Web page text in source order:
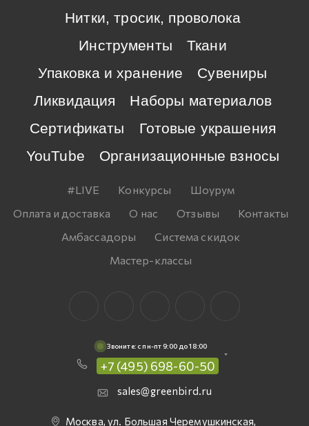
Нитки, тросик, проволока
Инструменты
Ткани
Упаковка и хранение
Сувениры
Ликвидация
Наборы материалов
Сертификаты
Готовые украшения
YouTube
Организационные взносы
#LIVE Конкурсы
Шоурум
Оплата и доставка
О нас Отзывы
Контакты
Амбассадоры
Система скидок
Мастер-классы
Звоните: c пн-пт 9:00 до 18:00
+7 (495) 698-60-50
sales@greenbird.ru
Москва, ул. Большая Черемушкинская,